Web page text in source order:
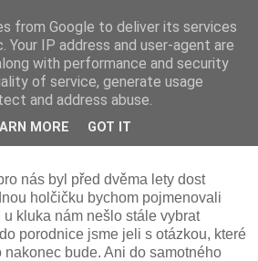
nás byl před dvěma lety dost
holčičku bychom pojmenovali
kluka nám nešlo stále vybrat
porodnice jsme jeli s otázkou, které
nakonec bude. Ani do samotného
from Google to deliver its services
Your IP address and user-agent are
with performance and security
of service, generate usage
and address abuse.
MORE GOT IT